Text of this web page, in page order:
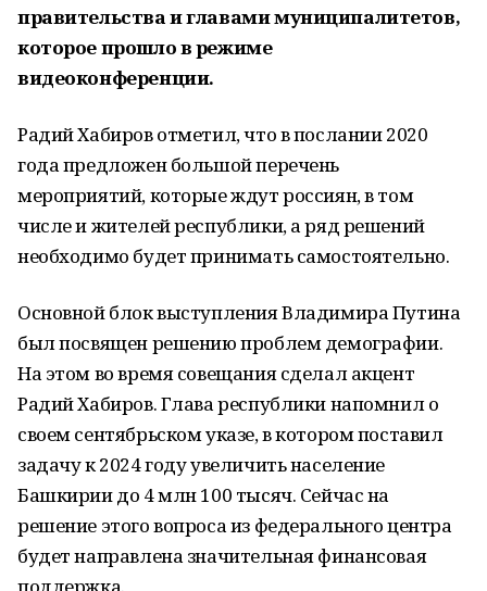
правительства и главами муниципалитетов,
которое прошло в режиме
видеоконференции.
Радий Хабиров отметил, что в послании 2020
года предложен большой перечень
мероприятий, которые ждут россиян, в том
числе и жителей республики, а ряд решений
необходимо будет принимать самостоятельно.
Основной блок выступления Владимира Путина
был посвящен решению проблем демографии.
На этом во время совещания сделал акцент
Радий Хабиров. Глава республики напомнил о
своем сентябрьском указе, в котором поставил
задачу к 2024 году увеличить население
Башкирии до 4 млн 100 тысяч. Сейчас на
решение этого вопроса из федерального центра
будет направлена значительная финансовая